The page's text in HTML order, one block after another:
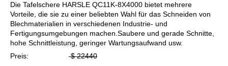
Die Tafelschere HARSLE QC11K-8X4000 bietet mehrere
Vorteile, die sie zu einer beliebten Wahl für das Schneiden von
Blechmaterialien in verschiedenen Industrie- und
Fertigungsumgebungen machen.Saubere und gerade Schnitte,
hohe Schnittleistung, geringer Wartungsaufwand usw.
Preis:
$ 22440